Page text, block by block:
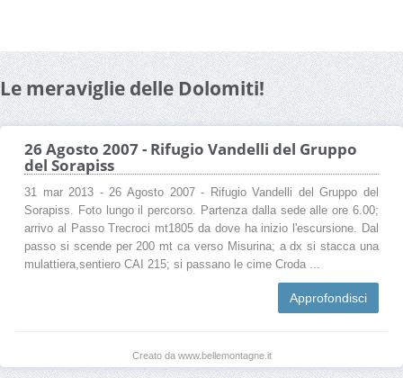
Le meraviglie delle Dolomiti!
26 Agosto 2007 - Rifugio Vandelli del Gruppo
del Sorapiss
31 mar 2013 - 26 Agosto 2007 - Rifugio Vandelli del Gruppo del
Sorapiss. Foto lungo il percorso. Partenza dalla sede alle ore 6.00;
arrivo al Passo Trecroci mt1805 da dove ha inizio l'escursione. Dal
passo si scende per 200 mt ca verso Misurina; a dx si stacca una
mulattiera,sentiero CAI 215; si passano le cime Croda ...
Approfondisci
Creato da www.bellemontagne.it